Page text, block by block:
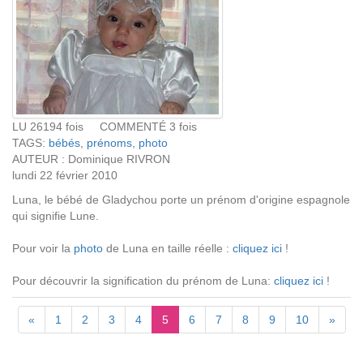
LU 26194 fois COMMENTÉ 3 fois
TAGS: bébés prénoms photo
AUTEUR : Dominique RIVRON
lundi 22 février 2010
Luna, le bébé de Gladychou porte un prénom d'origine espagnole
qui signifie Lune.
Pour voir la photo de Luna en taille réelle : cliquez ici !
Pour découvrir la signification du prénom de Luna: cliquez ici !
« 1 2 3 4 5 6 7 8 9 10 »